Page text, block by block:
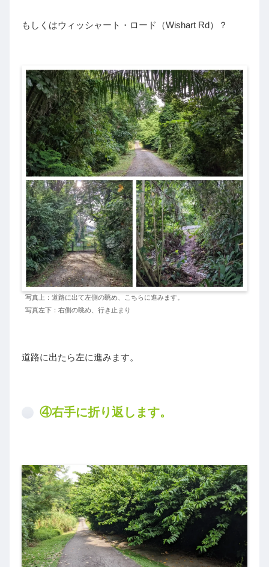
もしくはウィッシャート・ロード（Wishart Rd）？
写真上：道路に出て左側の眺め、こちらに進みます。
写真左下：右側の眺め、行き止まり
道路に出たら左に進みます。
④右手に折り返します。